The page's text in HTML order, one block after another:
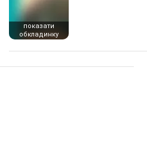
показати
обкладинку